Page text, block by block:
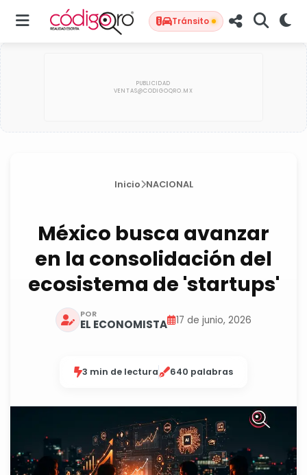
Tránsito
Inicio NACIONAL
México busca avanzar
en la consolidación del
ecosistema de 'startups'
POR
EL ECONOMISTA 17 de junio, 2026
3 min de lectura 640 palabras